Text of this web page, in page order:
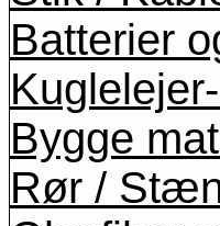
Batterier
Bygge
Rør /